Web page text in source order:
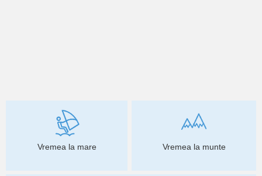
Vremea la mare Vremea la munte